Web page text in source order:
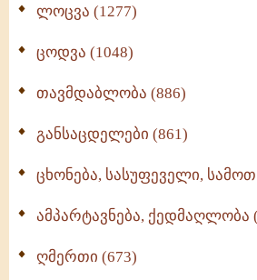
ლოცვა (1277)
ცოდვა (1048)
თავმდაბლობა (886)
განსაცდელები (861)
ცხონება, სასუფეველი,
ამპარტავნება, ქედმაღლობა
ღმერთი (673)